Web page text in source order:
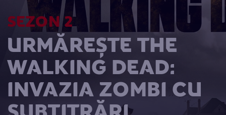
SEZON 2
URMĂREȘTE THE
WALKING DEAD:
INVAZIA ZOMBI CU